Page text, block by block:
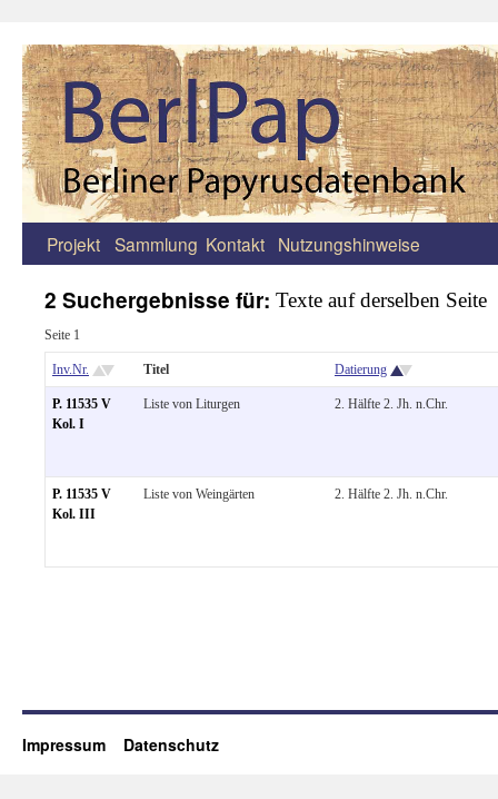
Zum
springen
Projekt Sammlung Kontakt Nutzungshinweise
2 Suchergebnisse für: Texte auf derselben Seite
Seite 1
Inv.Nr. Titel Datierung
P. 11535 V
Kol. I
Liste von Liturgen 2. Hälfte 2. Jh. n.Chr.
P. 11535 V
Kol. III
Liste von Weingärten 2. Hälfte 2. Jh. n.Chr.
Impressum Datenschutz